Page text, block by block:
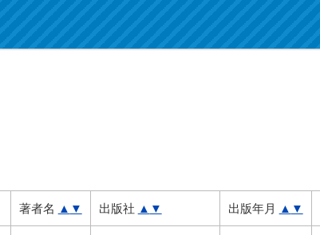
著者名 ▲ ▼ 出版社 ▲ ▼ 出版年月 ▲ ▼